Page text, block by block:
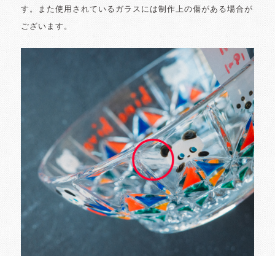
す。また使用されているガラスには制作上の傷がある場合が
ございます。